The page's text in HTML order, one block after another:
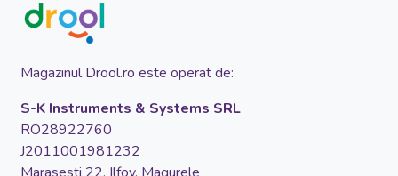
Magazinul Drool.ro este operat de: